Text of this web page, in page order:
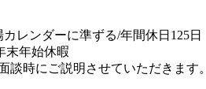
レンダーに準ずる/年間休日125日
末年始休暇
時にご説明させていただきます。